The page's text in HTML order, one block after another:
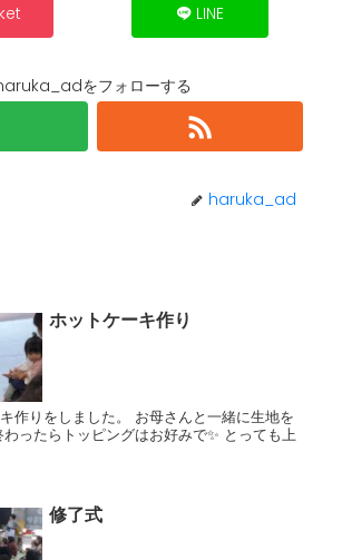
LINE
をフォローする
haruka_ad
ホットケーキ作り
た。 お母さんと一緒に生地を
修了式